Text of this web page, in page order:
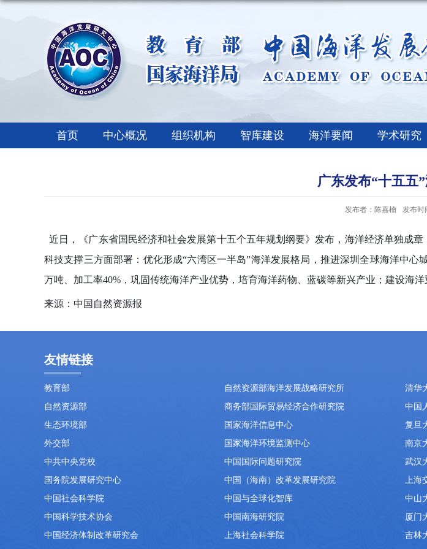
首页 中心概况 组织机构 智库建设 海洋要闻 学术研究
广东发布“十五五
发布者：陈嘉楠 发布时
近日，《广东省国民经济和社会发展第十五个五年规划纲要》发布，海洋经济单独成章
科技支撑三方面部署：优化形成“六湾区一半岛”海洋发展格局，推进深圳全球海洋中
万吨、加工率40%，巩固传统海洋产业优势，培育海洋药物、蓝碳等新兴产业；建设海
来源：中国自然资源报
友情链接
教育部 自然资源部海洋发展战略研究所
清华
自然资源部
商务部国际贸易经济合作研究院
中国
生态环境部
国家海洋信息中心
复旦
外交部
国家海洋环境监测中心
南京
中共中央党校
中国国际问题研究院
武汉
国务院发展研究中心
中国（海南）改革发展研究院
上海
中国社会科学院
中国与全球化智库
中山
中国科学技术协会
中国南海研究院
厦门
中国经济体制改革研究会
上海社会科学院 吉林